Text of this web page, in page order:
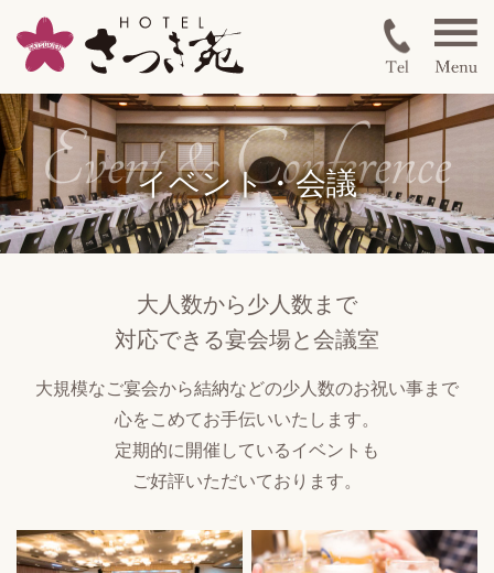
イベント・会議
大人数から少人数まで
対応できる宴会場と会議室
大規模なご宴会から結納などの少人数のお祝い事まで
心をこめてお手伝いいたします。
定期的に開催しているイベントも
ご好評いただいております。